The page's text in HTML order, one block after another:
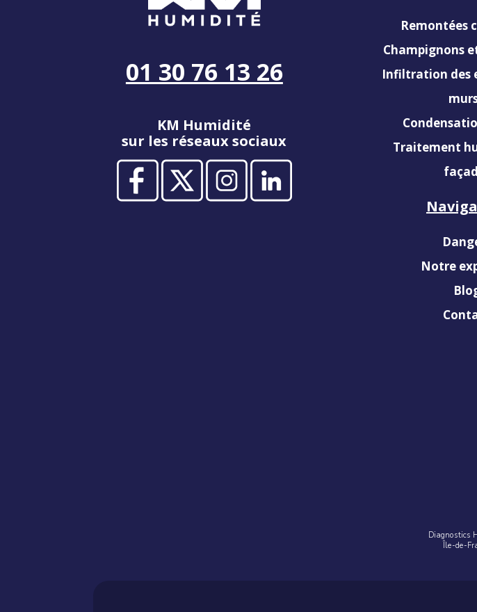
01 30 76 13 26
KM Humidité
sur les réseaux sociaux
Remontées
Champignons
Infiltration des
Traitement
Notre
Diagnostics
Île-de-